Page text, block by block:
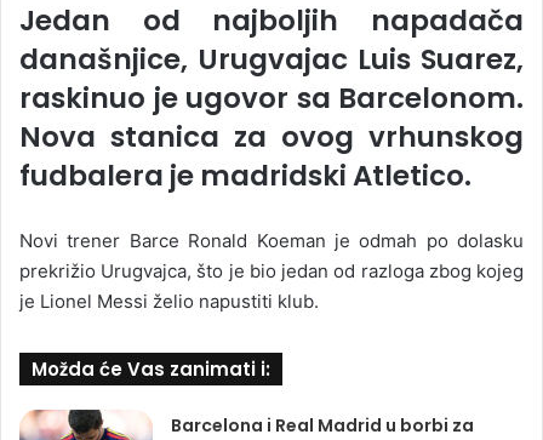
Jedan od najboljih napadača
današnjice, Urugvajac Luis Suarez,
raskinuo je ugovor sa Barcelonom.
Nova stanica za ovog vrhunskog
fudbalera je madridski Atletico.
Novi trener Barce Ronald Koeman je odmah po dolasku
prekrižio Urugvajca, što je bio jedan od razloga zbog kojeg
je Lionel Messi želio napustiti klub.
Možda će Vas zanimati i:
Barcelona i Real Madrid u borbi za